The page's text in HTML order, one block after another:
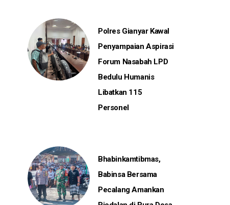
Polres Gianyar Kawal
Penyampaian Aspirasi
Forum Nasabah LPD
Bedulu Humanis
Libatkan 115
Personel
Bhabinkamtibmas,
Babinsa Bersama
Pecalang Amankan